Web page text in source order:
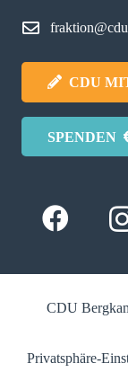
CDU
SPENDEN
CDU
Privatsphäre-